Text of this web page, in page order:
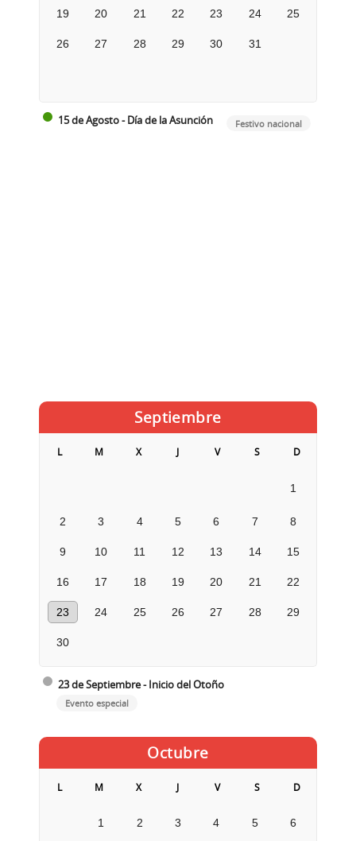
19 20 21 22 23 24 25
26 27 28 29 30 31
15 de Agosto - Día de la Asunción Festivo nacional
Septiembre
L M X J V S D
1
2 3 4 5 6 7 8
9 10 11 12 13 14 15
16 17 18 19 20 21 22
23 24 25 26 27 28 29
30
23 de Septiembre - Inicio del Otoño
Evento especial
Octubre
L M X J V S D
1 2 3 4 5 6